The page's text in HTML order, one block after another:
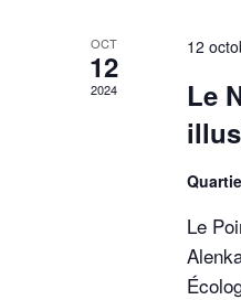
OCT
12
2024
12
Le
Le